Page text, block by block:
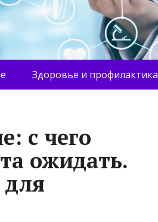
Здоровье и профилактика
с чего
ожидать.
для